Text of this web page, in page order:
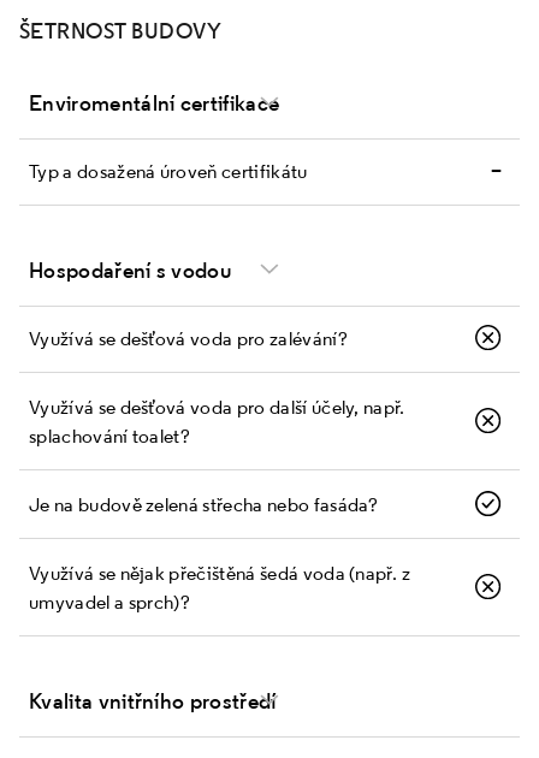
ŠETRNOST BUDOVY
Enviromentální certifikace
Typ a dosažená úroveň certifikátu –
Hospodaření s vodou
Využívá se dešťová voda pro zalévání?
Využívá se dešťová voda pro další účely, např.
splachování toalet?
Je na budově zelená střecha nebo fasáda?
Využívá se nějak přečištěná šedá voda (např. z
umyvadel a sprch)?
Kvalita vnitřního prostředí